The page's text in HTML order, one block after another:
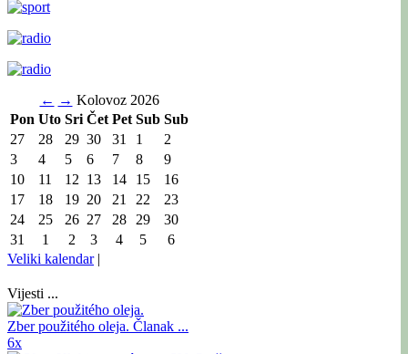
← → Kolovoz 2026
Pon Uto Sri Čet Pet Sub Sub
27
28 29 30 31 1
2
3
4 5 6 7 8
9
10
11 12 13 14 15
16
17
18 19 20 21 22
23
24
25 26 27 28 29
30
31
1 2 3 4 5
6
Veliki kalendar|
Vijesti ...
Zber použitého oleja. Članak ...
6x